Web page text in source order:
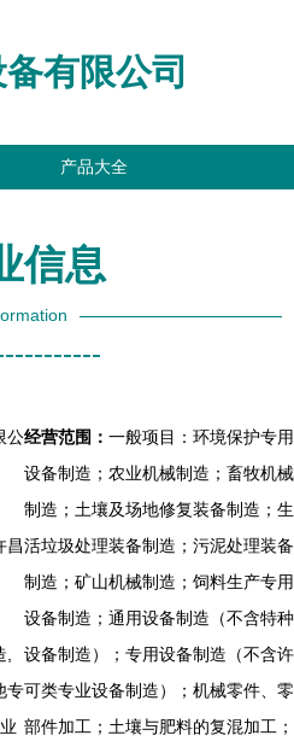
有限公司
产品大全
信息
公
昌
专
经营范围： 一般项目：环境保护专用
设备制造；农业机械制造；畜牧机械
制造；土壤及场地修复装备制造；生
活垃圾处理装备制造；污泥处理装备
制造；矿山机械制造；饲料生产专用
设备制造；通用设备制造（不含特种
设备制造）；专用设备制造（不含许
可类专业设备制造）；机械零件、零
部件加工；土壤与肥料的复混加工；